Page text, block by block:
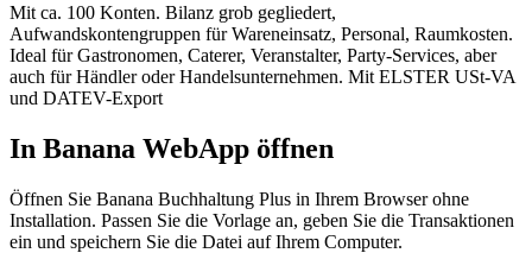
Mit ca. 100 Konten. Bilanz grob gegliedert,
Aufwandskontengruppen für Wareneinsatz, Personal, Raumkosten.
Ideal für Gastronomen, Caterer, Veranstalter, Party-Services, aber
auch für Händler oder Handelsunternehmen. Mit ELSTER USt-VA
und DATEV-Export
In Banana WebApp öffnen
Öffnen Sie Banana Buchhaltung Plus in Ihrem Browser ohne
Installation. Passen Sie die Vorlage an, geben Sie die Transaktionen
ein und speichern Sie die Datei auf Ihrem Computer.